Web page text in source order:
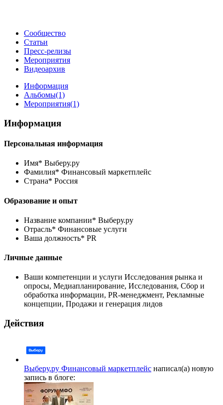
Сообщество
Статьи
Пресс-релизы
Мероприятия
Видеоархив
Информация
Альбомы(1)
Мероприятия(1)
Информация
Персональная информация
Имя* Выберу.ру
Фамилия* Финансовый маркетплейс
Страна* Россия
Образование и опыт
Название компании* Выберу.ру
Отрасль* Финансовые услуги
Ваша должность* PR
Личные данные
Ваши компетенции и услуги Исследования рынка и
опросы, Медиапланирование, Исследования, Сбор и
обработка информации, PR-менеджмент, Рекламные
концепции, Продажи и генерация лидов
Действия
Выберу.ру Финансовый маркетплейс написал(а) новую
запись в блоге: